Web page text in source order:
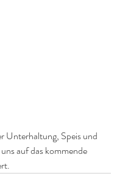
Unterhaltung, Speis und
auf das kommende